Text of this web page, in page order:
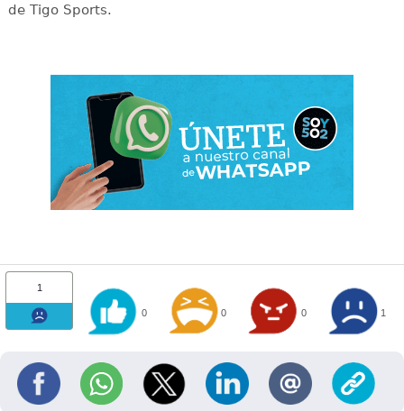
de Tigo Sports.
1
0 0 0 1